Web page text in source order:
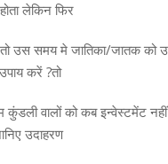
लेकिन फिर
उस समय मे जातिका/जातक को
करें ?तो
कुंडली वालों को कब इन्वेस्टमेंट
उदाहरण